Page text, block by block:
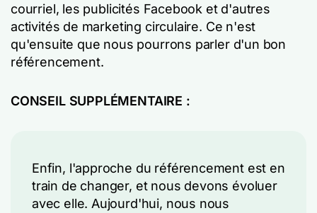
courriel, les publicités Facebook et d'autres
activités de marketing circulaire. Ce n'est
qu'ensuite que nous pourrons parler d'un bon
référencement.
CONSEIL SUPPLÉMENTAIRE :
Enfin, l'approche du référencement est en
train de changer, et nous devons évoluer
avec elle. Aujourd'hui, nous nous